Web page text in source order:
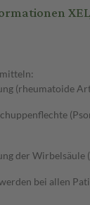
(rheumatoide
der Wirbelsäule
bei allen